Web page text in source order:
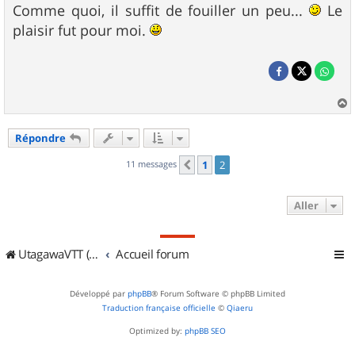
s
s
a
Comme quoi, il suffit de fouiller un peu...
Le
plaisir fut pour moi.
a
Répondre
11 messages Précédent
1 2
Aller
UtagawaVTT (Randos VTT et VTTAE avec traces GPS) Accueil forum
Développé par phpBB® Forum Software © phpBB Limited
Traduction française officielle © Qiaeru
Optimized by: phpBB SEO